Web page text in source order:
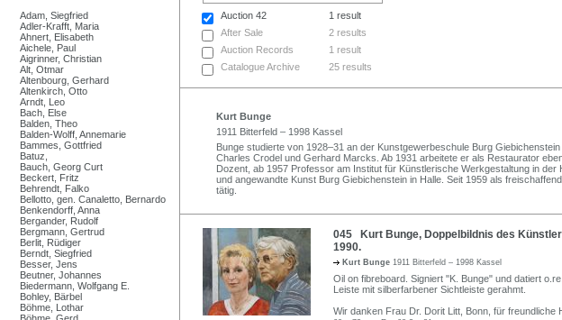
Adam, Siegfried
Adler-Krafft, Maria
Ahnert, Elisabeth
Aichele, Paul
Aigrinner, Christian
Alt, Otmar
Altenbourg, Gerhard
Altenkirch, Otto
Arndt, Leo
Bach, Else
Balden, Theo
Balden-Wolff, Annemarie
Bammes, Gottfried
Batuz,
Bauch, Georg Curt
Beckert, Fritz
Behrendt, Falko
Bellotto, gen. Canaletto, Bernardo
Benkendorff, Anna
Bergander, Rudolf
Bergmann, Gertrud
Berlit, Rüdiger
Berndt, Siegfried
Besser, Jens
Beutner, Johannes
Biedermann, Wolfgang E.
Bohley, Bärbel
Böhme, Lothar
Auction 42
1 result
After Sale
2 results
Auction Records
1 result
Catalogue Archive
25 results
Kurt Bunge
1911 Bitterfeld – 1998 Kassel
Bunge studierte von 1928–31 an der Kunstgewerbeschule Burg Giebichenstein
Charles Crodel und Gerhard Marcks. Ab 1931 arbeitete er als Restaurator
Dozent, ab 1957 Professor am Institut für Künstlerische Werkgestaltung in der
und angewandte Kunst Burg Giebichenstein in Halle. Seit 1959 als
tätig.
045 Kurt Bunge, Doppelbildnis des
1990.
Kurt Bunge 1911 Bitterfeld – 1998 Kassel
Oil on fibreboard. Signiert "K. Bunge" und datiert
Leiste mit silberfarbener Sichtleiste gerahmt.
Wir danken Frau Dr. Dorit Litt, Bonn, für freundliche